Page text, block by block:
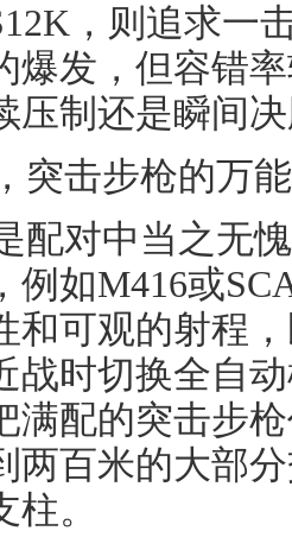
，则追求一
爆发，但容错
压制还是瞬间
突击步枪的万
配对中当之无
例如M416或
和可观的射程
战时切换全自
满配的突击步
两百米的大部
。